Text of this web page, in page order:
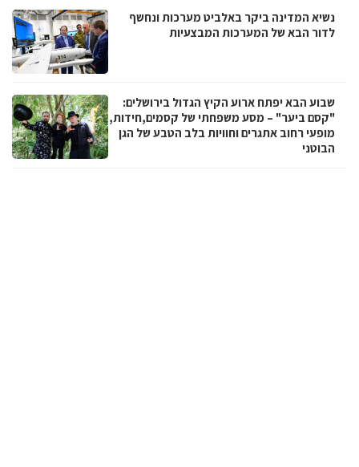
נשיא המדינה ביקר באלביט מערכות ונחשף
לדור הבא של המערכות המבצעיות
שבוע הבא יפתח ארוע הקיץ הגדול בירושלים:
"קסם ביער" – מסע משפחתי של קסמים,חידות,
מופעי רחוב אתגרים וחוויות בלב הטבע של הגן
הבוטני